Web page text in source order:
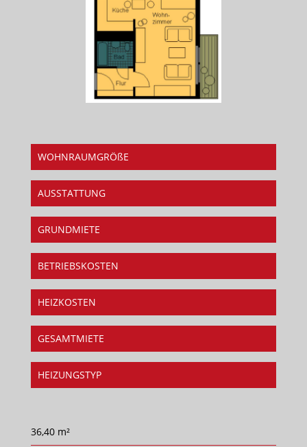
WOHNRAUMGRÖßE
AUSSTATTUNG
GRUNDMIETE
BETRIEBSKOSTEN
HEIZKOSTEN
GESAMTMIETE
HEIZUNGSTYP
36,40 m²